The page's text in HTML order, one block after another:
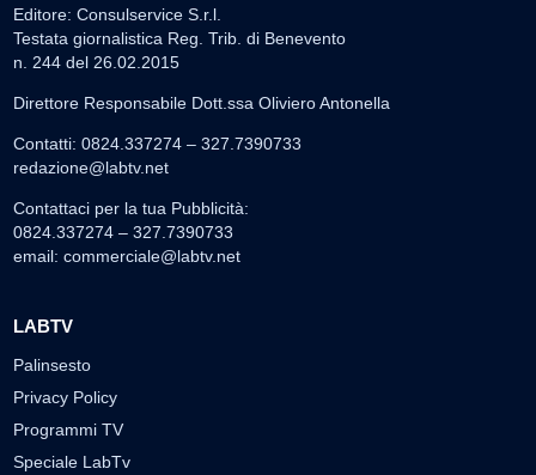
Editore: Consulservice S.r.l.
Testata giornalistica Reg. Trib. di Benevento
n. 244 del 26.02.2015
Direttore Responsabile Dott.ssa Oliviero Antonella
Contatti: 0824.337274 – 327.7390733
redazione@labtv.net
Contattaci per la tua Pubblicità:
0824.337274 – 327.7390733
email: commerciale@labtv.net
LABTV
Palinsesto
Privacy Policy
Programmi TV
Speciale LabTv